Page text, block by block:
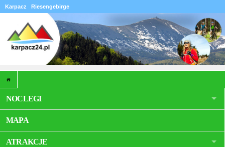
Karpacz Riesengebirge
NOCLEGI
MAPA
ATRAKCJE